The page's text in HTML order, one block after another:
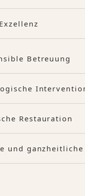
Betreuung
Restauration
und ganzheitliche